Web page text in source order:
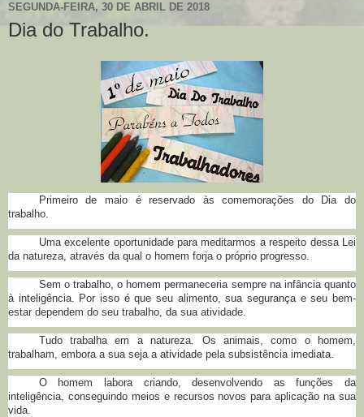
SEGUNDA-FEIRA, 30 DE ABRIL DE 2018
Dia do Trabalho.
Primeiro de maio é reservado às comemorações do Dia do
trabalho.
Uma excelente oportunidade para meditarmos a respeito dessa Lei
da natureza, através da qual o homem forja o próprio progresso.
Sem o trabalho, o homem permaneceria sempre na infância quanto
à inteligência. Por isso é que seu alimento, sua segurança e seu bem-
estar dependem do seu trabalho, da sua atividade.
Tudo trabalha em a natureza. Os animais, como o homem,
trabalham, embora a sua seja a atividade pela subsistência imediata.
O homem labora criando, desenvolvendo as funções da
inteligência, conseguindo meios e recursos novos para aplicação na sua
vida.